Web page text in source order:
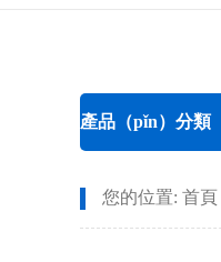
您的位置: 首頁